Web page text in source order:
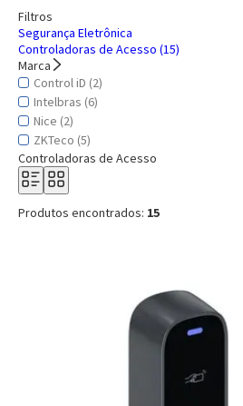
Filtros
Segurança Eletrônica
Controladoras de Acesso (15)
Marca
Control iD (2)
Intelbras (6)
Nice (2)
ZKTeco (5)
Controladoras de Acesso
Produtos encontrados: 15